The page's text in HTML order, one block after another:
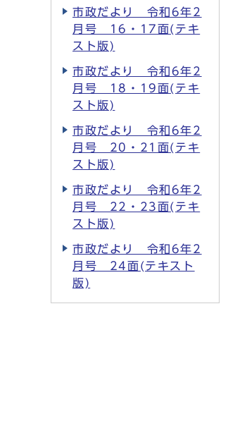
市政だより 令和6年2
月号 16・17面(テキ
スト版)
市政だより 令和6年2
月号 18・19面(テキ
スト版)
市政だより 令和6年2
月号 20・21面(テキ
スト版)
市政だより 令和6年2
月号 22・23面(テキ
スト版)
市政だより 令和6年2
月号 24面(テキスト
版)